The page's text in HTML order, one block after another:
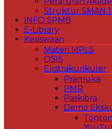
Struktur SMAN
INFO SPMB
E-Library
Kesiswaan
Materi MPLS
OSIS
Ekstrakurikuler
Pramuka
PMR
Paskibra
Demo